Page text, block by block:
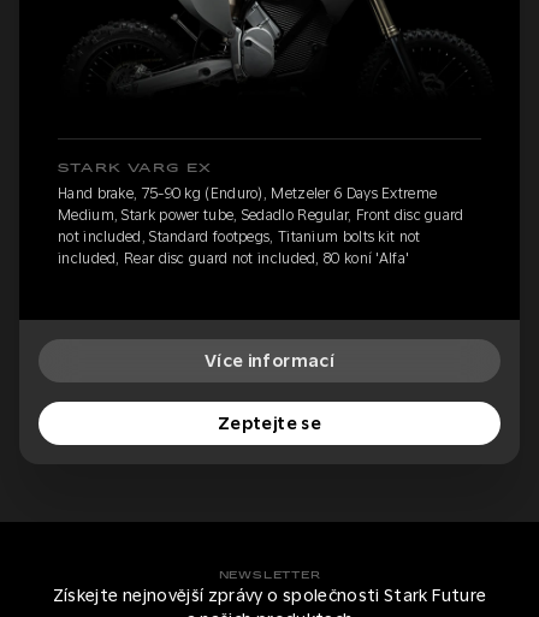
STARK VARG EX
Hand brake, 75-90 kg (Enduro), Metzeler 6 Days Extreme
Medium, Stark power tube, Sedadlo Regular, Front disc guard
not included, Standard footpegs, Titanium bolts kit not
included, Rear disc guard not included, 80 koní 'Alfa'
Více informací
Zeptejte se
NEWSLETTER
Získejte nejnovější zprávy o společnosti Stark Future